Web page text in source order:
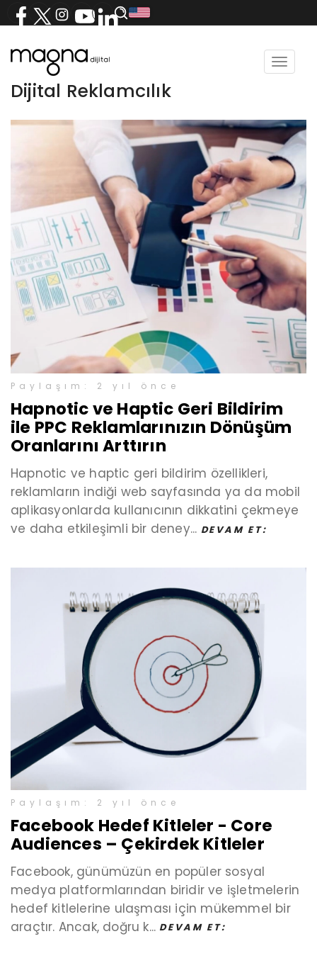
Toggle
Dijital Reklamcılık
Paylaşım: 2 yıl önce
Hapnotic ve Haptic Geri Bildirim
ile PPC Reklamlarınızın Dönüşüm
Oranlarını Arttırın
Hapnotic ve haptic geri bildirim özellikleri,
reklamların indiği web sayfasında ya da mobil
aplikasyonlarda kullanıcının dikkatini çekmeye
ve daha etkileşimli bir deney... DEVAM ET:
Paylaşım: 2 yıl önce
Facebook Hedef Kitleler - Core
Audiences – Çekirdek Kitleler
Facebook, günümüzün en popüler sosyal
medya platformlarından biridir ve işletmelerin
hedef kitlelerine ulaşması için mükemmel bir
araçtır. Ancak, doğru k... DEVAM ET: